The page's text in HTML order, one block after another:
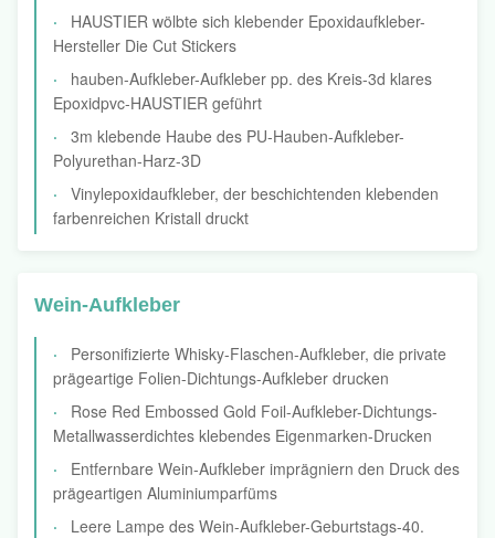
HAUSTIER wölbte sich klebender Epoxidaufkleber-
Hersteller Die Cut Stickers
hauben-Aufkleber-Aufkleber pp. des Kreis-3d klares
Epoxidpvc-HAUSTIER geführt
3m klebende Haube des PU-Hauben-Aufkleber-
Polyurethan-Harz-3D
Vinylepoxidaufkleber, der beschichtenden klebenden
farbenreichen Kristall druckt
Wein-Aufkleber
Personifizierte Whisky-Flaschen-Aufkleber, die private
prägeartige Folien-Dichtungs-Aufkleber drucken
Rose Red Embossed Gold Foil-Aufkleber-Dichtungs-
Metallwasserdichtes klebendes Eigenmarken-Drucken
Entfernbare Wein-Aufkleber imprägniern den Druck des
prägeartigen Aluminiumparfüms
Leere Lampe des Wein-Aufkleber-Geburtstags-40.